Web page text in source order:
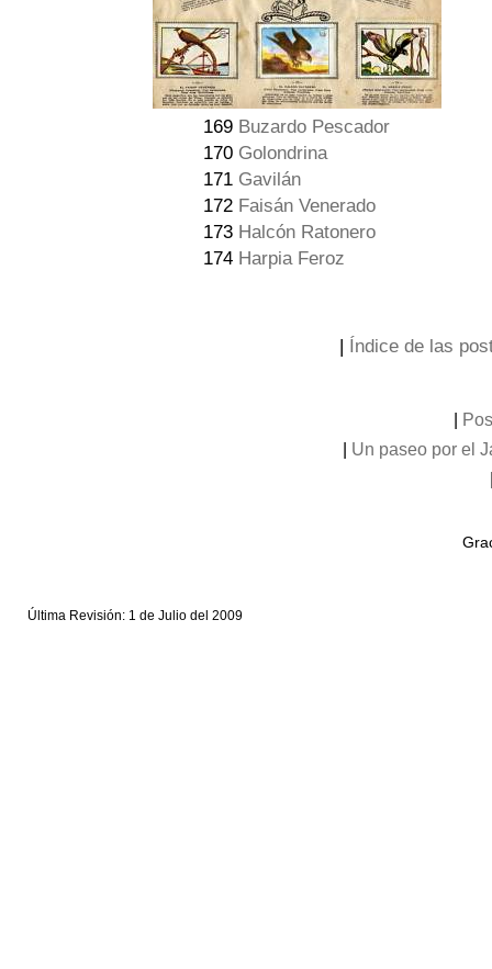
169 Buzardo Pescador
170 Golondrina
171 Gavilán
172 Faisán Venerado
173 Halcón Ratonero
174 Harpia Feroz
| Índice de las
Un paseo por el
Última Revisión: 1 de Julio del 2009